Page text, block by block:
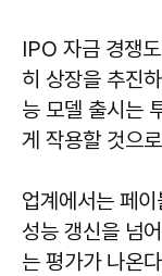
IPO 자금 경쟁
히 상장을 추진
능 모델 출시는
게 작용할 것으
업계에서는 페
성능 갱신을 넘
는 평가가 나온